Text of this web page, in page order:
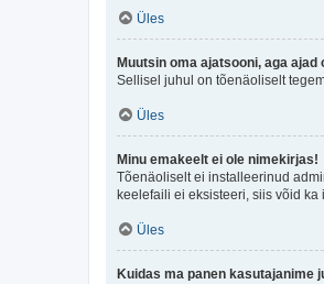
Üles
Muutsin oma ajatsooni, aga ajad
Sellisel juhul on tõenäoliselt
Üles
Minu emakeelt ei ole nimekirjas!
Tõenäoliselt ei installeerinud
keelefaili ei eksisteeri, siis võid
Üles
Kuidas ma panen kasutajanime